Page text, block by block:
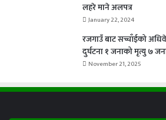
लहरे माने अलपत्र
January 22, 2024
रजगाउँ बाट सच्चाँईको
दुर्घटना १ जनाको मृत्यु ७
November 21, 2025